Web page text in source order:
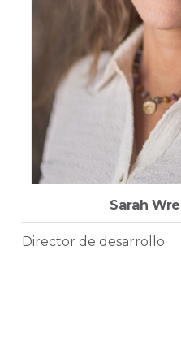
Sarah
Director de desarrollo